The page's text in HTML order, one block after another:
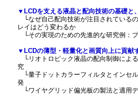
▼LCDを支える液晶と配向技術の基礎と
└なぜ自己配向技術が注目されている
レイはどう変わるか
└その実現のための先進的な研究例：
▼LCDの薄型・軽量化と画質向上に貢献
└リオトロピック液晶の配向制御によ
究
└量子ドットカラーフィルタとインセ
発
└ワイヤグリッド偏光板の製法と適用